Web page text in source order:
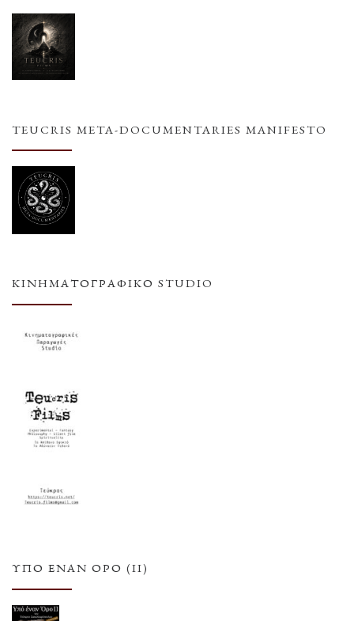
TEUCRIS META-DOCUMENTARIES MANIFESTO
ΚΙΝΗΜΑΤΟΓΡΑΦΙΚΌ STUDIO
ΥΠΌ ΈΝΑΝ ΌΡΟ (ΙΙ)